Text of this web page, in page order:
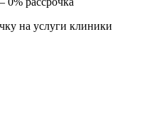
на услуги клиники